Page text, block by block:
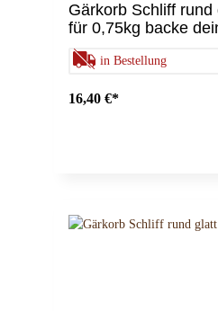
Gärkorb Schliff
für 0,75kg backe
viel Liebe!
in Bestellung
16,40 €*